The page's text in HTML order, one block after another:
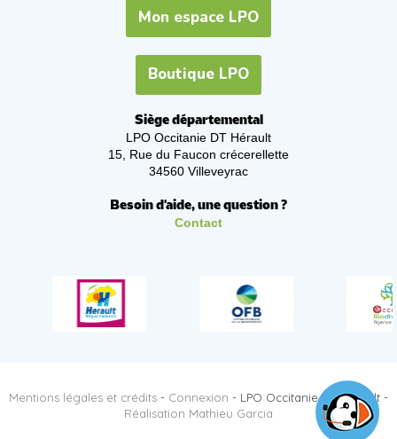
Mon espace LPO
Boutique LPO
Siège départemental
LPO Occitanie DT Hérault
15, Rue du Faucon crécerellette
34560 Villeveyrac
Besoin d'aide, une question ?
Contact
Mentions légales et crédits - Connexion - LPO Occitanie DT Hérault -
Réalisation Mathieu Garcia